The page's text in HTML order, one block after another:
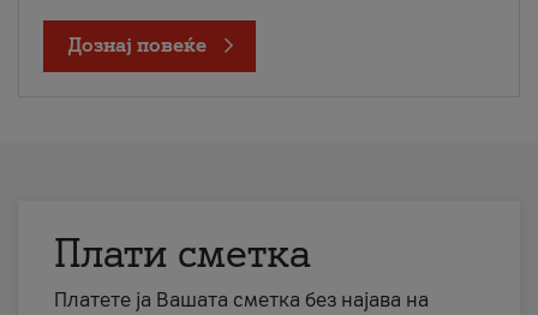
Дознај повеќе
Плати сметка
Платете ја Вашата сметка без најава на